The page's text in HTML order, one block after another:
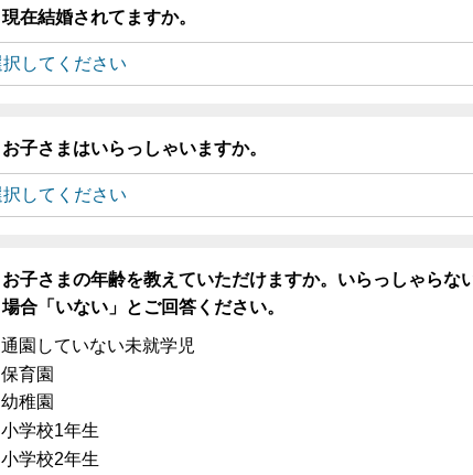
現在結婚されてますか。
お子さまはいらっしゃいますか。
お子さまの年齢を教えていただけますか。いらっしゃらな
場合「いない」とご回答ください。
通園していない未就学児
保育園
幼稚園
小学校1年生
小学校2年生